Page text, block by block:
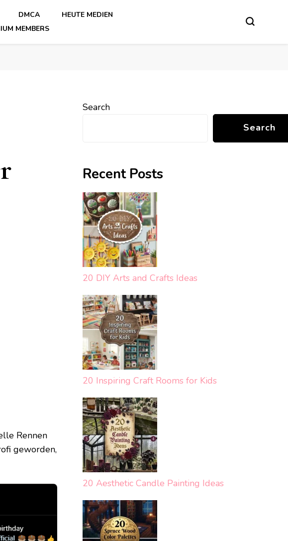
DMCA
HEUTE MEDIEN
MEMBERS
Rennen
geworden,
Search
Search
Recent Posts
20 DIY Arts and Crafts Ideas
20 Inspiring Craft Rooms for Kids
20 Aesthetic Candle Painting Ideas